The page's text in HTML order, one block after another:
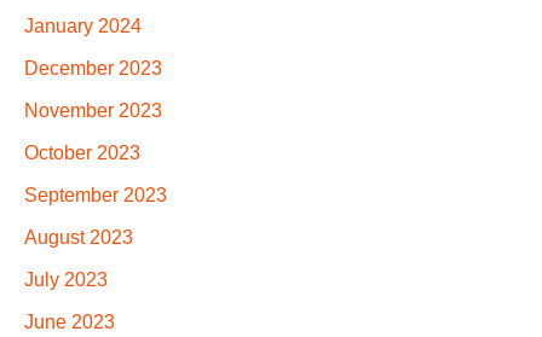
January 2024
December 2023
November 2023
October 2023
September 2023
August 2023
July 2023
June 2023